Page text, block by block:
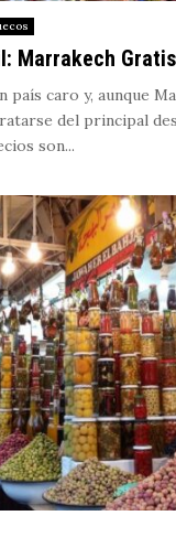
Marrakech Gratis
país caro y, aunque
del principal
son...